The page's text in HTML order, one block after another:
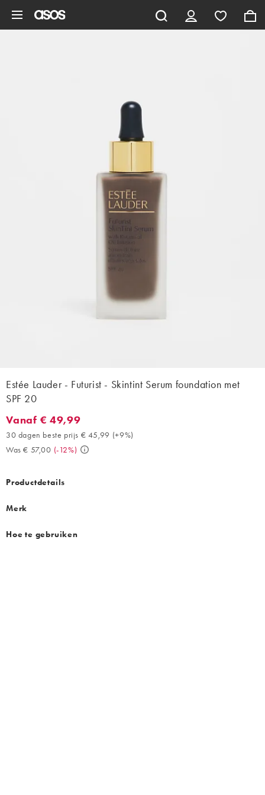
Estée Lauder - Futurist - Skintint Serum foundation met
SPF 20
Vanaf € 49,99. 30 dagen beste prijs € 45,99 (+9%). Was €
Vanaf € 49,99
30 dagen beste prijs € 45,99 (+9%)
Was € 57,00 (-12%)
Productdetails
Merk
Hoe te gebruiken